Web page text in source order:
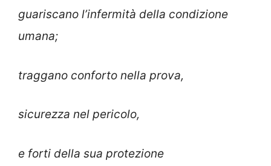
guariscano l’infermità della condizione
umana;
traggano conforto nella prova,
sicurezza nel pericolo,
e forti della sua protezione